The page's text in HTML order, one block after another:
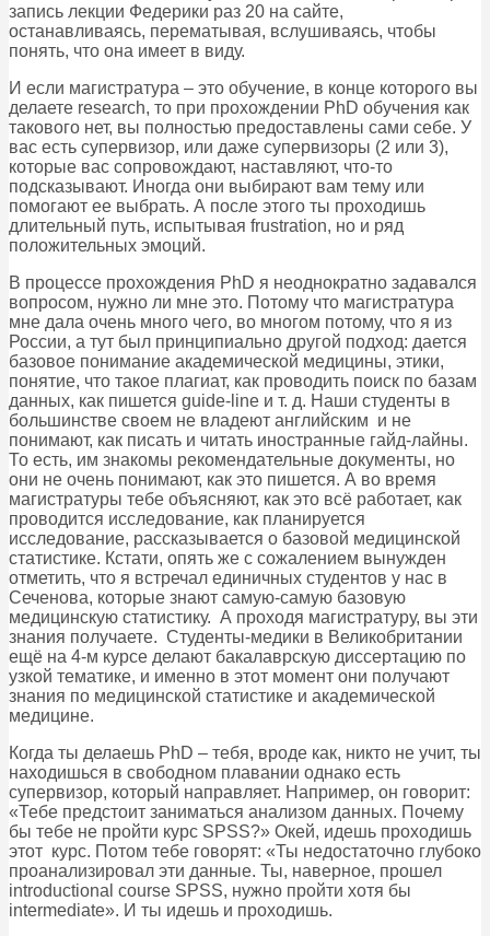
запись лекции Федерики раз 20 на сайте,
останавливаясь, перематывая, вслушиваясь, чтобы
понять, что она имеет в виду.
И если магистратура – это обучение, в конце которого вы
делаете research, то при прохождении PhD обучения как
такового нет, вы полностью предоставлены сами себе. У
вас есть супервизор, или даже супервизоры (2 или 3),
которые вас сопровождают, наставляют, что-то
подсказывают. Иногда они выбирают вам тему или
помогают ее выбрать. А после этого ты проходишь
длительный путь, испытывая frustration, но и ряд
положительных эмоций.
В процессе прохождения PhD я неоднократно задавался
вопросом, нужно ли мне это. Потому что магистратура
мне дала очень много чего, во многом потому, что я из
России, а тут был принципиально другой подход: дается
базовое понимание академической медицины, этики,
понятие, что такое плагиат, как проводить поиск по базам
данных, как пишется guide-line и т. д. Наши студенты в
большинстве своем не владеют английским и не
понимают, как писать и читать иностранные гайд-лайны.
То есть, им знакомы рекомендательные документы, но
они не очень понимают, как это пишется. А во время
магистратуры тебе объясняют, как это всё работает, как
проводится исследование, как планируется
исследование, рассказывается о базовой медицинской
статистике. Кстати, опять же с сожалением вынужден
отметить, что я встречал единичных студентов у нас в
Сеченова, которые знают самую-самую базовую
медицинскую статистику. А проходя магистратуру, вы эти
знания получаете. Студенты-медики в Великобритании
ещё на 4-м курсе делают бакалаврскую диссертацию по
узкой тематике, и именно в этот момент они получают
знания по медицинской статистике и академической
медицине.
Когда ты делаешь PhD – тебя, вроде как, никто не учит, ты
находишься в свободном плавании однако есть
супервизор, который направляет. Например, он говорит:
«Тебе предстоит заниматься анализом данных. Почему
бы тебе не пройти курс SPSS?» Окей, идешь проходишь
этот курс. Потом тебе говорят: «Ты недостаточно глубоко
проанализировал эти данные. Ты, наверное, прошел
introductional course SPSS, нужно пройти хотя бы
intermediate». И ты идешь и проходишь.